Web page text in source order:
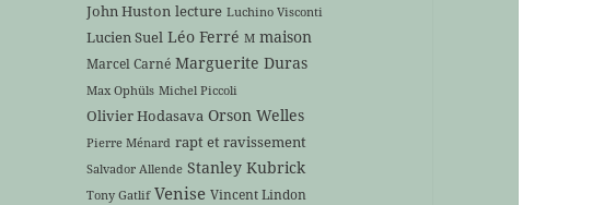
John Huston lecture Luchino Visconti
Lucien Suel Léo Ferré M maison
Marcel Carné Marguerite Duras
Max Ophüls Michel Piccoli
Olivier Hodasava Orson Welles
Pierre Ménard rapt et ravissement
Salvador Allende Stanley Kubrick
Tony Gatlif Venise Vincent Lindon